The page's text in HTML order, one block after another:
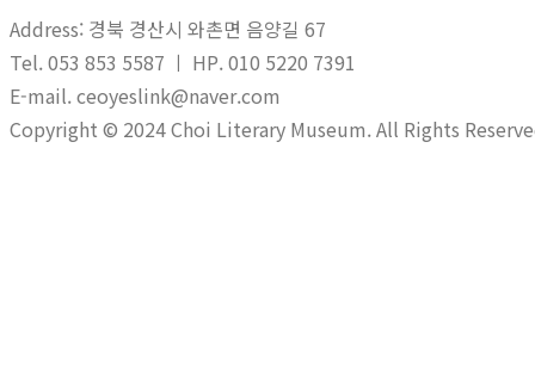
Address: 경북 경산시 와촌면 음양길 67
Tel. 053 853 5587 ㅣ HP. 010 5220 7391
E-mail. ceoyeslink@naver.com
Copyright © 2024 Choi Literary Museum. All Rights